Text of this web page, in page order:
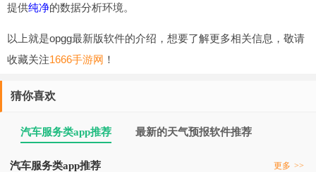
提供纯净的数据分析环境。
以上就是opgg最新版软件的介绍，想要了解更多相关信息，敬请
收藏关注1666手游网 ！
猜你喜欢
汽车服务类app推荐 最新的天气预报软件推荐
汽车服务类app推荐 更多 >>